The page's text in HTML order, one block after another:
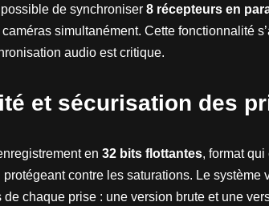
de synchroniser 8 récepteurs en
simultanément. Cette fonctionnalité
audio est critique.
et sécurisation des
en 32 bits flottantes, format
contre les saturations. Le système
chaque prise : une version brute et une